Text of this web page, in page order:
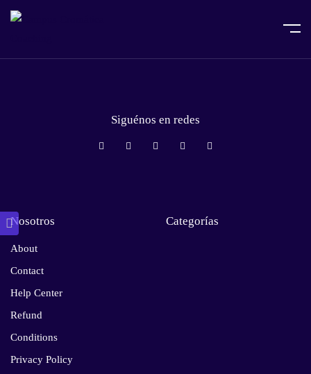
Home
Siguénos en redes
Nosotros
About
Contact
Help Center
Refund
Conditions
Privacy Policy
Categorías